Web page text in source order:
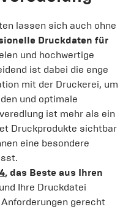
lassen sich auch ohne
Druckdaten für
und hochwertige
ist dabei die enge
mit der Druckerei, um
und optimale
ist mehr als ein
Druckprodukte sichtbar
eine besondere
, das Beste aus Ihren
und Ihre Druckdatei
gerecht